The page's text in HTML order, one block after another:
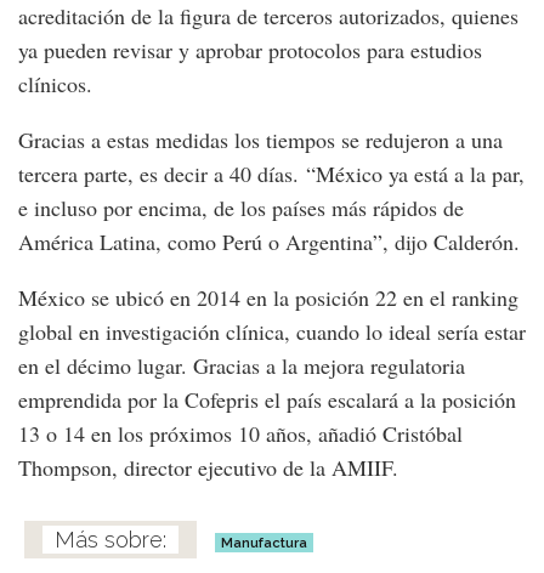
acreditación de la figura de terceros autorizados, quienes
ya pueden revisar y aprobar protocolos para estudios
clínicos.
Gracias a estas medidas los tiempos se redujeron a una
tercera parte, es decir a 40 días. “México ya está a la par,
e incluso por encima, de los países más rápidos de
América Latina, como Perú o Argentina”, dijo Calderón.
México se ubicó en 2014 en la posición 22 en el ranking
global en investigación clínica, cuando lo ideal sería estar
en el décimo lugar. Gracias a la mejora regulatoria
emprendida por la Cofepris el país escalará a la posición
13 o 14 en los próximos 10 años, añadió Cristóbal
Thompson, director ejecutivo de la AMIIF.
Manufactura